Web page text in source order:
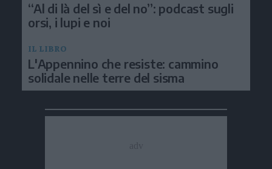
“Al di là del sì e del no”: podcast sugli
orsi, i lupi e noi
IL LIBRO
L'Appennino che resiste: cammino
solidale nelle terre del sisma